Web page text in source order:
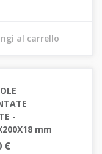
al carrello
-
mm
€